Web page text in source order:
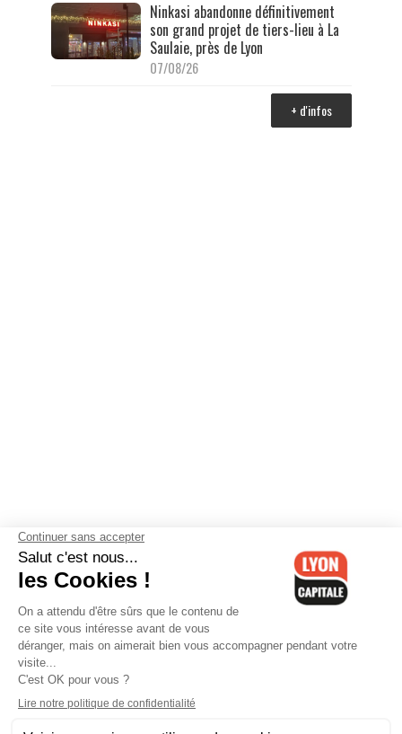
Ninkasi abandonne définitivement
son grand projet de tiers-lieu à La
Saulaie, près de Lyon
07/08/26
+ d'infos